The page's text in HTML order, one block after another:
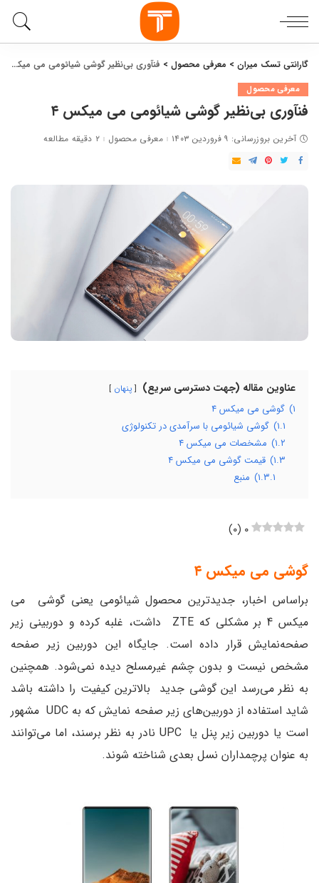
گارانتی تسک میران > معرفی محصول > فنآوری بی‌نظیر گوشی شیائومی می میکس ۴
معرفی محصول
فنآوری بی‌نظیر گوشی شیائومی می میکس ۴
آخرین بروزرسانی: ۹ فروردین ۱۴۰۳ معرفی محصول ۲ دقیقه مطالعه
عناوین مقاله (جهت دسترسی سریع) پنهان
۱) گوشی می میکس ۴
۱.۱) گوشی شیائومی با سرآمدی در تکنولوژی
۱.۲) مشخصات می میکس ۴
۱.۳) قیمت گوشی می میکس ۴
۱.۳.۱) منبع
۰ (۰)
گوشی می میکس ۴
براساس اخبار، جدیدترین محصول شیائومی یعنی گوشی می
میکس 4 بر مشکلی که ZTE داشت، غلبه کرده و دوربینی زیر
صفحه‌نمایش قرار داده است. جایگاه این دوربین زیر صفحه
مشخص نیست و بدون چشم غیرمسلح دیده نمی‌شود. همچنین
به نظر می‌رسد این گوشی جدید بالاترین کیفیت را داشته باشد
شاید استفاده از دوربین‌های زیر صفحه‌ نمایش که به UDC مشهور
است یا دوربین زیر پنل یا UPC نادر به نظر برسند، اما می‌توانند
به عنوان پرچمداران نسل بعدی شناخته شوند.